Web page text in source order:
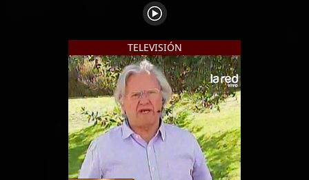
TELEVISIÓN